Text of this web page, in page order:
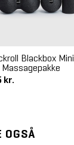
Blackbox Mini
kr.
OGSÅ